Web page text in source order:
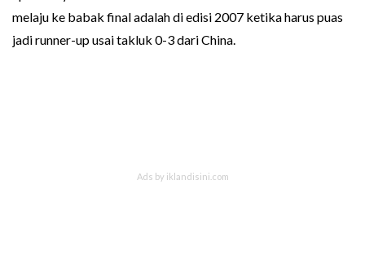
melaju ke babak final adalah di edisi 2007 ketika harus puas
jadi runner-up usai takluk 0-3 dari China.